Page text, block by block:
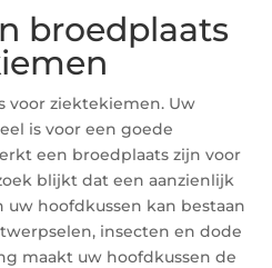
broedplaats
voor ziektekiemen. Uw
is voor een goede
een broedplaats zijn voor
blijkt dat een aanzienlijk
hoofdkussen kan bestaan
insecten en dode
maakt uw hoofdkussen de